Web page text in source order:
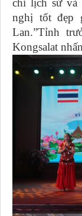
chỉ lịch sử và
nghị tốt đẹp
Lan.”Tỉnh
Kongsalat